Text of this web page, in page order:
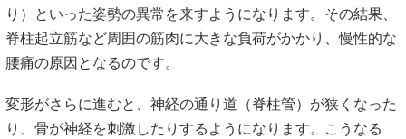
がクッションの役割を果たしています。しかし加齢とともに
弾力性が失われ、腰椎の端がトゲのように尖る変形（骨棘）
が始まります。
さらに、骨粗鬆症による「骨折（圧迫骨折）」などが重なる
と、背骨の並びが歪んで側弯（左右の歪み）や後弯（丸ま